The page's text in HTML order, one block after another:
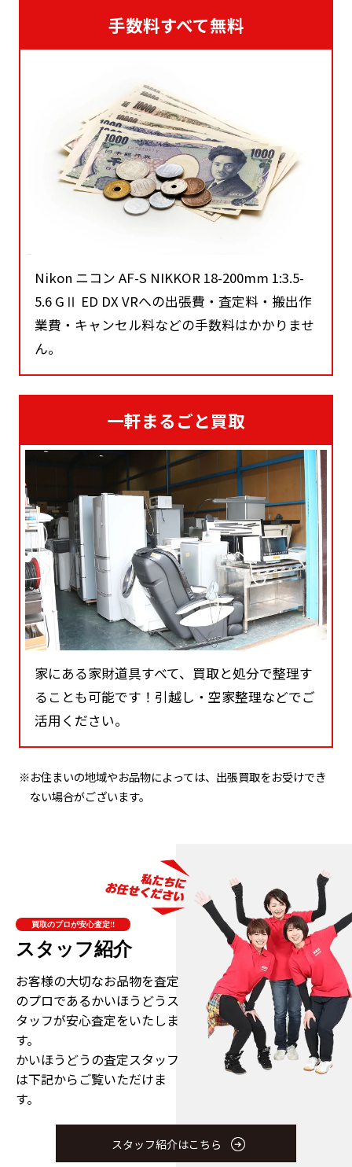
手数料すべて無料
Nikon ニコン AF-S NIKKOR 18-200mm 1:3.5-
5.6 GⅡ ED DX VRへの出張費・査定料・搬出作
業費・キャンセル料などの手数料はかかりませ
ん。
一軒まるごと買取
家にある家財道具すべて、買取と処分で整理す
ることも可能です！引越し・空家整理などでご
活用ください。
※お住まいの地域やお品物によっては、出張買取をお受けでき
ない場合がございます。
買取のプロが安心査定!!
スタッフ紹介
お客様の大切なお品物を査定
のプロであるかいほうどうス
タッフが安心査定をいたしま
す。
かいほうどうの査定スタッフ
は下記からご覧いただけま
す。
スタッフ紹介はこちら